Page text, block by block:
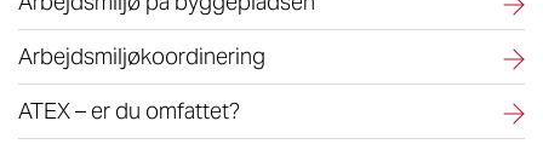
Arbejdsmiljøkoordinering
ATEX – er du omfattet?